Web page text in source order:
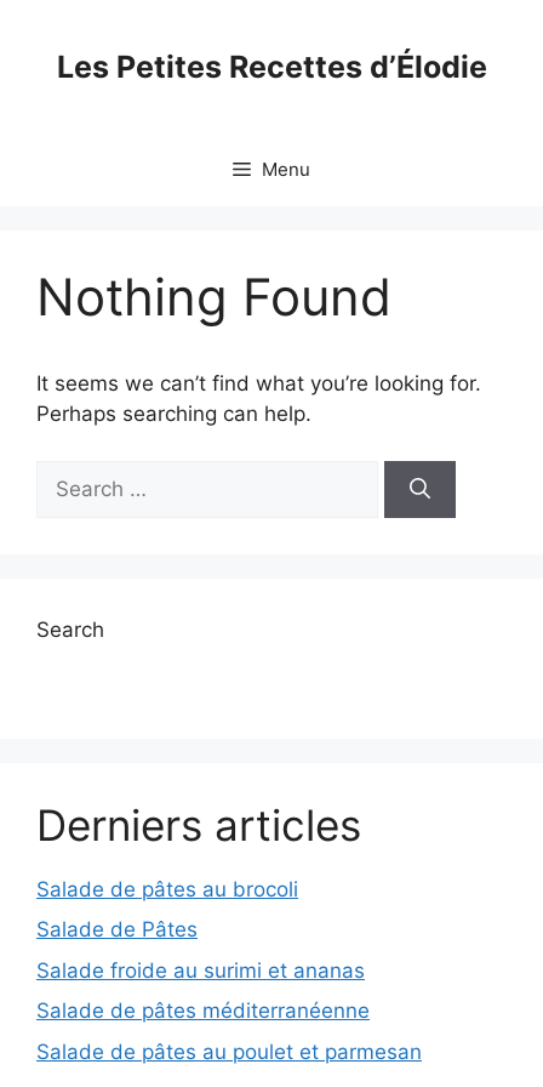
contentLes Petites Recettes d’Élodie
Menu
Nothing Found
It seems we can’t find what you’re looking for.
Perhaps searching can help.
for:
Search
Derniers articles
Salade de pâtes au brocoli
Salade de Pâtes
Salade froide au surimi et ananas
Salade de pâtes méditerranéenne
Salade de pâtes au poulet et parmesan